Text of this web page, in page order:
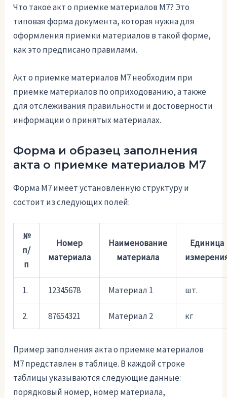
Что такое акт о приемке материалов М7? Это
типовая форма документа, которая нужна для
оформления приемки материалов в такой форме,
как это предписано правилами.
Акт о приемке материалов М7 необходим при
приемке материалов по оприходованию, а также
для отслеживания правильности и достоверности
информации о принятых материалах.
Форма и образец заполнения
акта о приемке материалов М7
Форма М7 имеет установленную структуру и
состоит из следующих полей:
№
п/
п
Номер
материала
Наименование
материала
Единица
1. 12345678 Материал 1 шт.
2. 87654321 Материал 2 кг
Пример заполнения акта о приемке материалов
М7 представлен в таблице. В каждой строке
таблицы указываются следующие данные:
порядковый номер, номер материала,